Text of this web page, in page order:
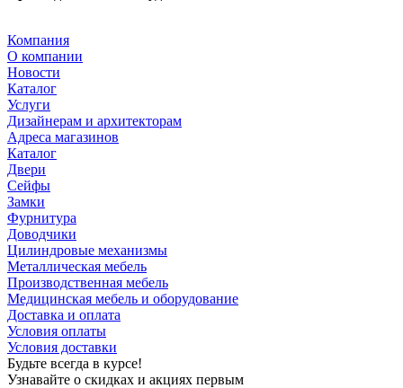
Компания
О компании
Новости
Каталог
Услуги
Дизайнерам и архитекторам
Адреса магазинов
Каталог
Двери
Сейфы
Замки
Фурнитура
Доводчики
Цилиндровые механизмы
Металлическая мебель
Производственная мебель
Медицинская мебель и оборудование
Доставка и оплата
Условия оплаты
Условия доставки
Будьте всегда в курсе!
Узнавайте о скидках и акциях первым